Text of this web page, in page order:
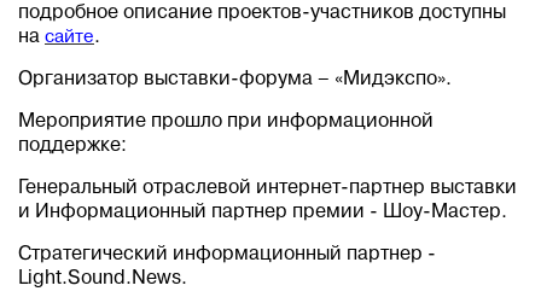
подробное описание проектов-участников доступны
на сайте.
Организатор выставки-форума – «Мидэкспо».
Мероприятие прошло при информационной
поддержке:
Генеральный отраслевой интернет-партнер выставки
и Информационный партнер премии - Шоу-Мастер.
Стратегический информационный партнер -
Light.Sound.News.